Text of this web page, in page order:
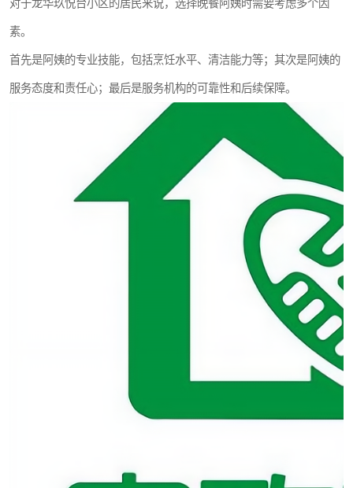
对于龙华玖悦台小区的居民来说，选择晚餐阿姨时需要考虑多个因
素。
首先是阿姨的专业技能，包括烹饪水平、清洁能力等；其次是阿姨的
服务态度和责任心；最后是服务机构的可靠性和后续保障。